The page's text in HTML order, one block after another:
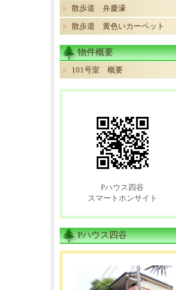
散歩道 弁慶濠
散歩道 黄色いカーペット
物件概要
101号室 概要
Pハウス四谷
スマートホンサイト
Pハウス四谷